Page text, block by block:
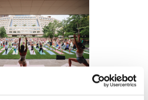
maßgeschneiderten